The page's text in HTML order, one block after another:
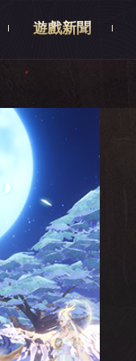
遊戲新聞